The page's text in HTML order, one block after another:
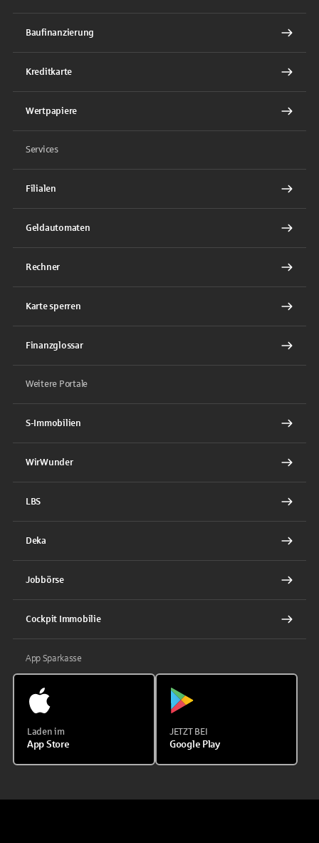
Baufinanzierung
Kreditkarte
Wertpapiere
Services
Filialen
Geldautomaten
Rechner
Karte sperren
Finanzglossar
Weitere Portale
S-Immobilien
WirWunder
LBS
Deka
Jobbörse
Cockpit Immobilie
App Sparkasse
Laden im
App Store
JETZT BEI
Google Play